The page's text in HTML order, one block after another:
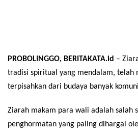
PROBOLINGGO, BERITAKATA.id –
tradisi spiritual yang mendalam, telah
terpisahkan dari budaya banyak
Ziarah makam para wali adalah salah
penghormatan yang paling dihargai